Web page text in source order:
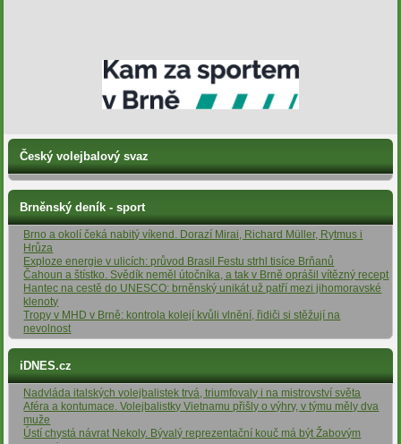
Český volejbalový svaz
Brněnský deník - sport
Brno a okolí čeká nabitý víkend. Dorazí Mirai, Richard Müller, Rytmus i
Hrůza
Exploze energie v ulicích: průvod Brasil Festu strhl tisíce Brňanů
Čahoun a štístko. Svědík neměl útočníka, a tak v Brně oprášil vítězný recept
Hantec na cestě do UNESCO: brněnský unikát už patří mezi jihomoravské
klenoty
Tropy v MHD v Brně: kontrola kolejí kvůli vlnění, řidiči si stěžují na
nevolnost
iDNES.cz
Nadvláda italských volejbalistek trvá, triumfovaly i na mistrovství světa
Aféra a kontumace. Volejbalistky Vietnamu přišly o výhry, v týmu měly dva
muže
Ústí chystá návrat Nekoly. Bývalý reprezentační kouč má být Žabovým